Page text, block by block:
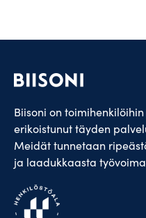
Biisoni on
erikoistunut täyden
Meidät tunnetaan
ja laadukkaasta